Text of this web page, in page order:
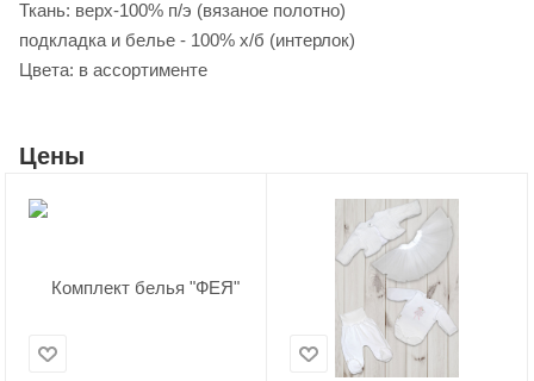
Ткань: верх-100% п/э (вязаное полотно)
подкладка и белье - 100% х/б (интерлок)
Цвета: в ассортименте
Цены